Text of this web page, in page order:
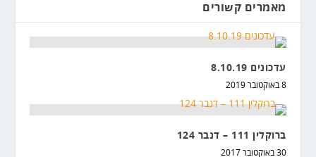
מאמרים קשורים
עדכונים 8.10.19
8 באוקטובר 2019
ברוקלין 111 – דנבר 124
30 באוקטובר 2017